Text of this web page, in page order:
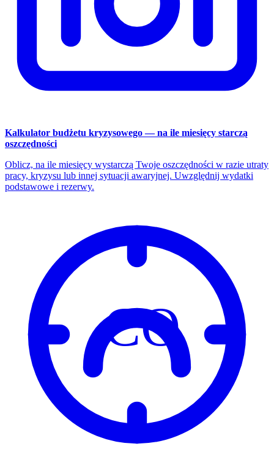
Kalkulator budżetu kryzysowego — na ile miesięcy starczą
oszczędności
Oblicz, na ile miesięcy wystarczą Twoje oszczędności w razie utraty
pracy, kryzysu lub innej sytuacji awaryjnej. Uwzględnij wydatki
podstawowe i rezerwy.
CO